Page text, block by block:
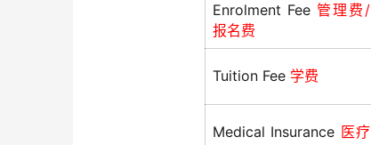
Enrolment Fee 管理费/
报名费
Tuition Fee 学费
Medical Insurance 医疗